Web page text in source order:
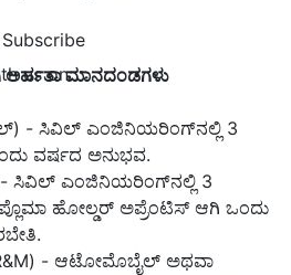
Subscribe
us on:
ಅರ್ಹತಾ ಮಾನದಂಡಗಳು
- ಸಿವಿಲ್ ಎಂಜಿನಿಯರಿಂಗ್‌ನಲ್ಲಿ 3
ವರ್ಷದ ಅನುಭವ.
ಸಿವಿಲ್ ಎಂಜಿನಿಯರಿಂಗ್‌ನಲ್ಲಿ 3
ಹೋಲ್ಡರ್ ಅಪ್ರೆಂಟಿಸ್ ಆಗಿ ಒಂದು
- ಆಟೋಮೊಬೈಲ್ ಅಥವಾ